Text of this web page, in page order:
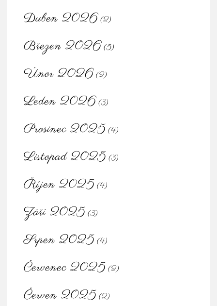
Duben 2026 (2)
Březen 2026 (5)
Únor 2026 (2)
Leden 2026 (3)
Prosinec 2025 (4)
Listopad 2025 (3)
Říjen 2025 (4)
Září 2025 (3)
Srpen 2025 (4)
Červenec 2025 (2)
Červen 2025 (2)